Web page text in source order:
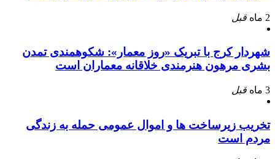
2 ماه قبل
شهردار کرج با تبریک «روز معمار»: شکوهمندی تمدن
بشری مرهون هنرمندی خلاقانه معماران است
3 ماه قبل
تخریب زیرساخت ها و اموال عمومی حمله به زندگی
مردم است